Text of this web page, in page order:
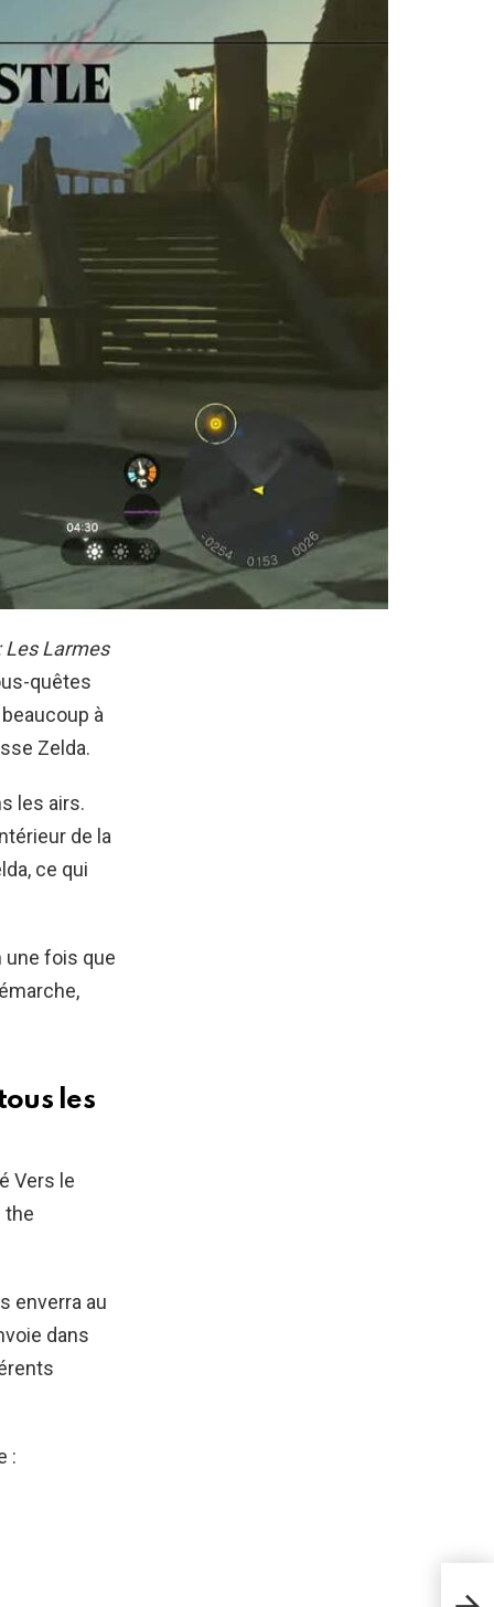
Les Larmes
quêtes
à
Zelda.
les airs.
de la
ce qui
une fois que
les
Vers le
the
enverra au
dans
: